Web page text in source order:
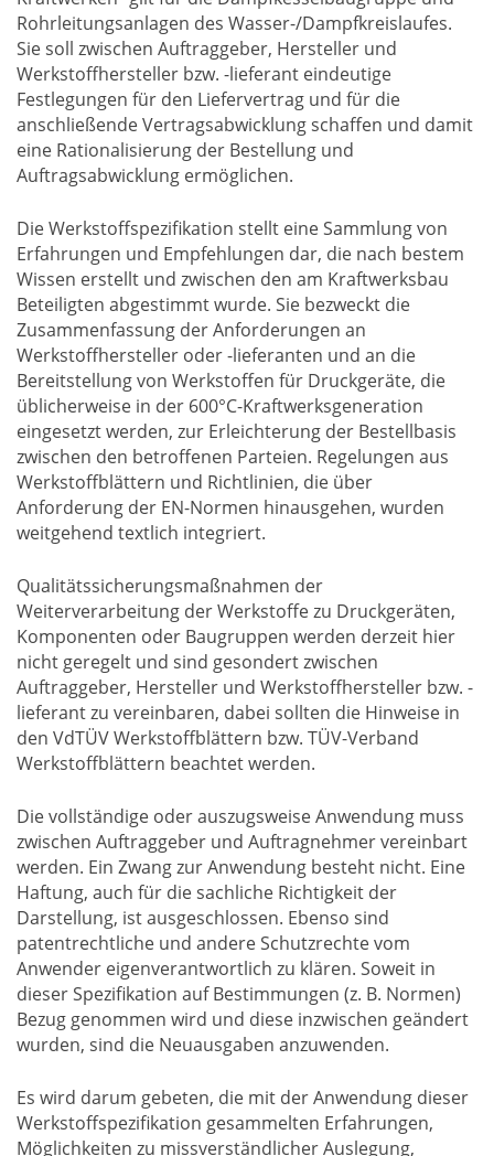
Rohrleitungsanlagen des Wasser-/Dampfkreislaufes.
Sie soll zwischen Auftraggeber, Hersteller und
Werkstoffhersteller bzw. -lieferant eindeutige
Festlegungen für den Liefervertrag und für die
anschließende Vertragsabwicklung schaffen und damit
eine Rationalisierung der Bestellung und
Auftragsabwicklung ermöglichen.
Die Werkstoffspezifikation stellt eine Sammlung von
Erfahrungen und Empfehlungen dar, die nach bestem
Wissen erstellt und zwischen den am Kraftwerksbau
Beteiligten abgestimmt wurde. Sie bezweckt die
Zusammenfassung der Anforderungen an
Werkstoffhersteller oder -lieferanten und an die
Bereitstellung von Werkstoffen für Druckgeräte, die
üblicherweise in der 600°C-Kraftwerksgeneration
eingesetzt werden, zur Erleichterung der Bestellbasis
zwischen den betroffenen Parteien. Regelungen aus
Werkstoffblättern und Richtlinien, die über
Anforderung der EN-Normen hinausgehen, wurden
weitgehend textlich integriert.
Qualitätssicherungsmaßnahmen der
Weiterverarbeitung der Werkstoffe zu Druckgeräten,
Komponenten oder Baugruppen werden derzeit hier
nicht geregelt und sind gesondert zwischen
Auftraggeber, Hersteller und Werkstoffhersteller bzw. -
lieferant zu vereinbaren, dabei sollten die Hinweise in
den VdTÜV Werkstoffblättern bzw. TÜV-Verband
Werkstoffblättern beachtet werden.
Die vollständige oder auszugsweise Anwendung muss
zwischen Auftraggeber und Auftragnehmer vereinbart
werden. Ein Zwang zur Anwendung besteht nicht. Eine
Haftung, auch für die sachliche Richtigkeit der
Darstellung, ist ausgeschlossen. Ebenso sind
patentrechtliche und andere Schutzrechte vom
Anwender eigenverantwortlich zu klären. Soweit in
dieser Spezifikation auf Bestimmungen (z. B. Normen)
Bezug genommen wird und diese inzwischen geändert
wurden, sind die Neuausgaben anzuwenden.
Es wird darum gebeten, die mit der Anwendung dieser
Werkstoffspezifikation gesammelten Erfahrungen,
Möglichkeiten zu missverständlicher Auslegung,